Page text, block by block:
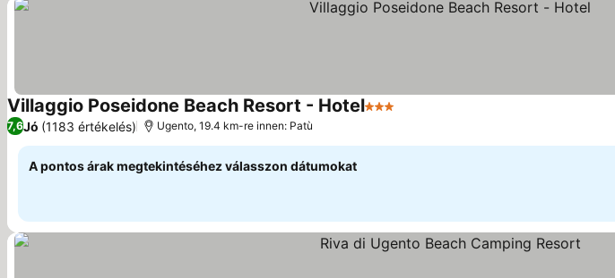
Villaggio Poseidone Beach Resort - Hotel3 Kategória
7,6Jó (1183 értékelés) Ugento, 19.4 km-re innen: Patù
A pontos árak megtekintéséhez válasszon dátumokat